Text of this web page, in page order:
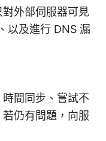
外部伺服器可見
以及進行 DNS 漏
間同步、嘗試不
仍有問題，向服